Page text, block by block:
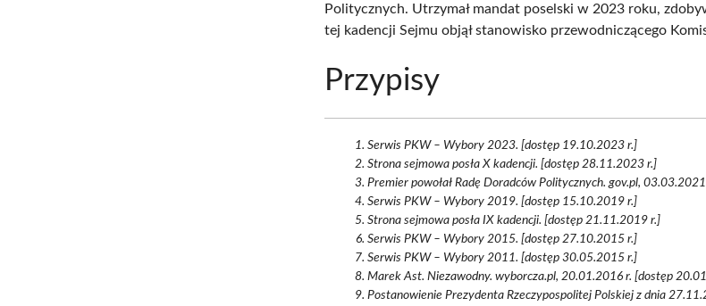
Politycznych. Utrzymał mandat poselski w 2023 roku,
tej kadencji Sejmu objął stanowisko przewodniczącego
Przypisy
Serwis PKW – Wybory 2023. [dostęp 19.10.2023 r.]
Strona sejmowa posła X kadencji. [dostęp 28.11.2023 r.]
Premier powołał Radę Doradców Politycznych. gov.pl,
Serwis PKW – Wybory 2019. [dostęp 15.10.2019 r.]
Strona sejmowa posła IX kadencji. [dostęp 21.11.2019 r.]
Serwis PKW – Wybory 2015. [dostęp 27.10.2015 r.]
Serwis PKW – Wybory 2011. [dostęp 30.05.2015 r.]
Marek Ast. Niezawodny. wyborcza.pl, 20.01.2016 r. [dostęp
Postanowienie Prezydenta Rzeczypospolitej Polskiej z dnia